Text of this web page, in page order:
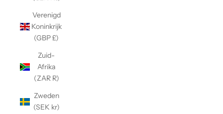
Verenigd
Koninkrijk
(GBP £)
Zuid-
Afrika
(ZAR R)
Zweden
(SEK kr)